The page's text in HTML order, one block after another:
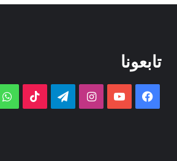
تابعونا
فيسبوك‫YouTubeانستقرامتيلقرام ‫TikTok